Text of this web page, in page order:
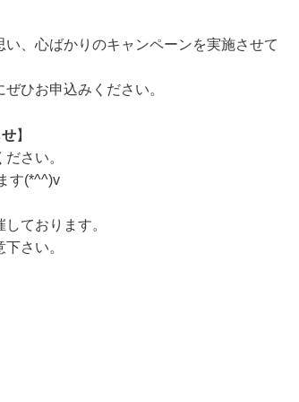
、心ばかりのキャンペーンを実施させて
ひお申込みください。
】
さい。
す(*^^)v
ております。
さい。